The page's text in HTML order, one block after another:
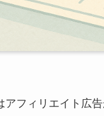
フィリエイト広